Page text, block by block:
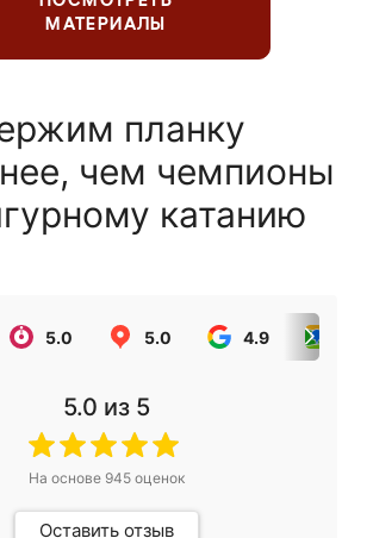
МАТЕРИАЛЫ
планку
чем чемпионы
катанию
5.0 5.0 4.9
5.0 из 5
На основе 945оценок
Оставить отзыв